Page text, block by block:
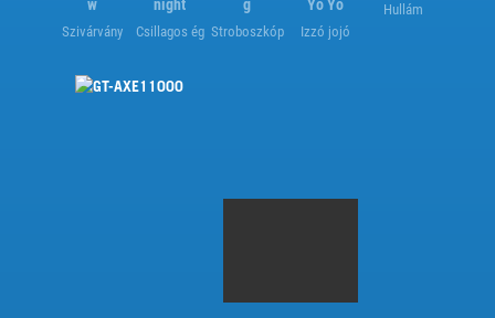
Szivárvány Csillagos ég Stroboszkóp Izzó jojó
Hullám